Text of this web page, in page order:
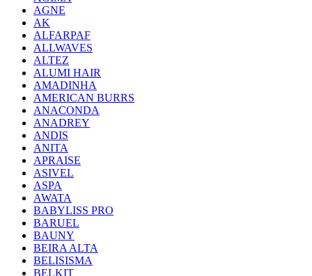
AGNE
AK
ALFARPAF
ALLWAVES
ALTEZ
ALUMI HAIR
AMADINHA
AMERICAN BURRS
ANACONDA
ANADREY
ANDIS
ANITA
APRAISE
ASIVEL
ASPA
AWATA
BABYLISS PRO
BARUEL
BAUNY
BEIRA ALTA
BELISISMA
BELKIT